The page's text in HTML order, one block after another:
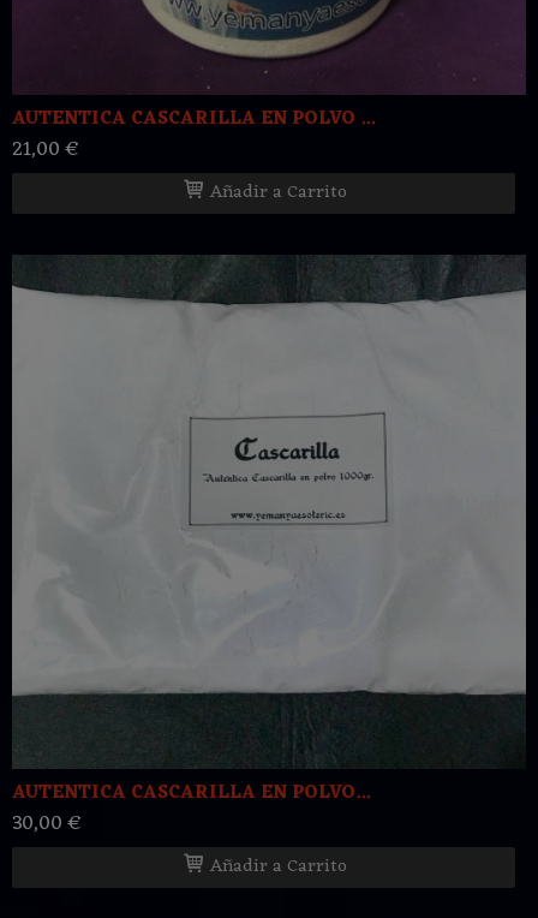
AUTENTICA CASCARILLA EN POLVO ...
21,00 €
Añadir a Carrito
AUTENTICA CASCARILLA EN POLVO...
30,00 €
Añadir a Carrito